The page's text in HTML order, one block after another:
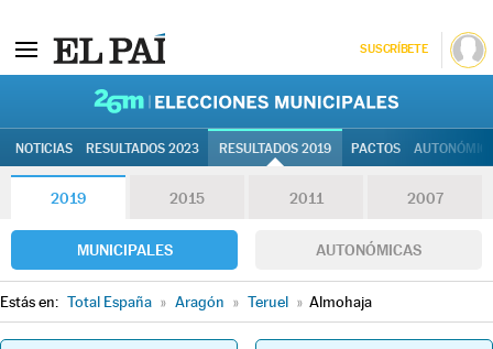
SUSCRÍBETE
NOTICIAS RESULTADOS 2023 RESULTADOS 2019 PACTOS
2019 2015 2011 2007
MUNICIPALES AUTONÓMICAS
Estás en: Total España » Aragón » Teruel » Almohaja